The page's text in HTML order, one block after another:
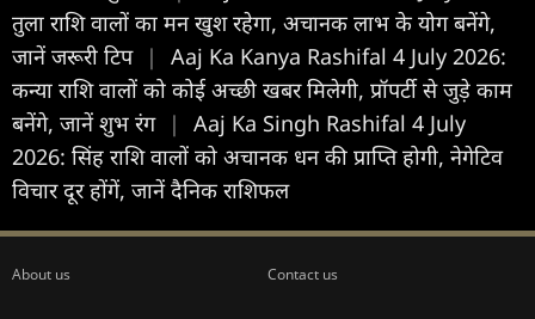
तुला राशि वालों का मन खुश रहेगा, अचानक लाभ के योग बनेंगे,
जानें जरूरी टिप |
Aaj Ka Kanya Rashifal 4 July 2026:
कन्या राशि वालों को कोई अच्छी खबर मिलेगी, प्रॉपर्टी से जुड़े काम
बनेंगे, जानें शुभ रंग |
Aaj Ka Singh Rashifal 4 July
2026: सिंह राशि वालों को अचानक धन की प्राप्ति होगी, नेगेटिव
विचार दूर होंगें, जानें दैनिक राशिफल
About us Contact us